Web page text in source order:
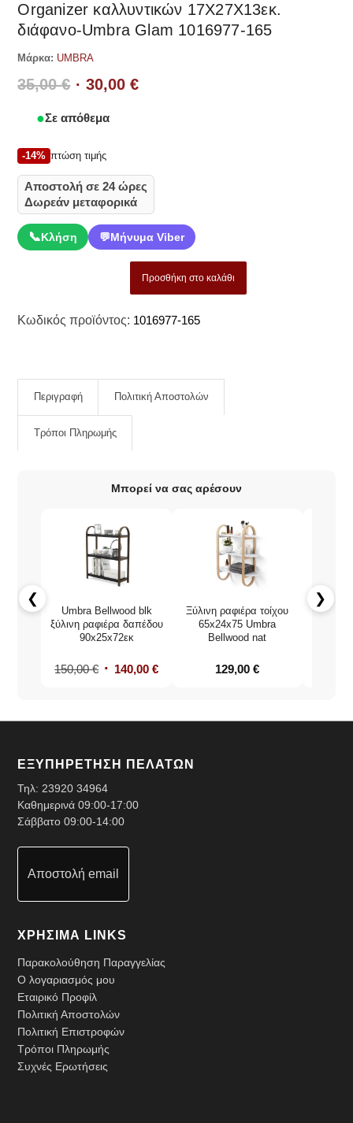
Organizer καλλυντικών 17Χ27Χ13εκ.
διάφανο-Umbra Glam 1016977-165
Μάρκα: UMBRA
35,00€ Original
was:
30,00€Η
Σε απόθεμα
-14% πτώση τιμής
Αποστολή σε 24 ώρες
Δωρεάν μεταφορικά
📞Κλήση 💬Μήνυμα Viber
Προσθήκη στο καλάθι
Κωδικός προϊόντος: 1016977-165
Περιγραφή Πολιτική Αποστολών
Τρόποι Πληρωμής
Μπορεί να σας αρέσουν
❮
Umbra Bellwood blk
ξύλινη ραφιέρα δαπέδου
90x25x72εκ
150,00€ 140,00€
Ξύλινη ραφιέρα τοίχου
65x24x75 Umbra
Bellwood nat
129,00 €
Σετ
❯
ΕΞΥΠΗΡΕΤΗΣΗ ΠΕΛΑΤΩΝ
Τηλ: 23920 34964
Καθημερινά 09:00-17:00
Σάββατο 09:00-14:00
Αποστολή email
ΧΡΗΣΙΜΑ LINKS
Παρακολούθηση Παραγγελίας
Ο λογαριασμός μου
Εταιρικό Προφίλ
Πολιτική Αποστολών
Πολιτική Επιστροφών
Τρόποι Πληρωμής
Συχνές Ερωτήσεις